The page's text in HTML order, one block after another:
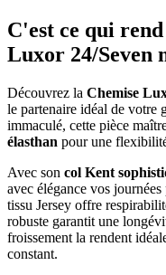
C'est ce qui
Luxor 24/Seven
Découvrez la Chemise
le partenaire idéal de votre
immaculé, cette pièce
élasthan pour une
Avec son col Kent
avec élégance vos
tissu Jersey offre
robuste garantit une
froissement la rendent
constant.